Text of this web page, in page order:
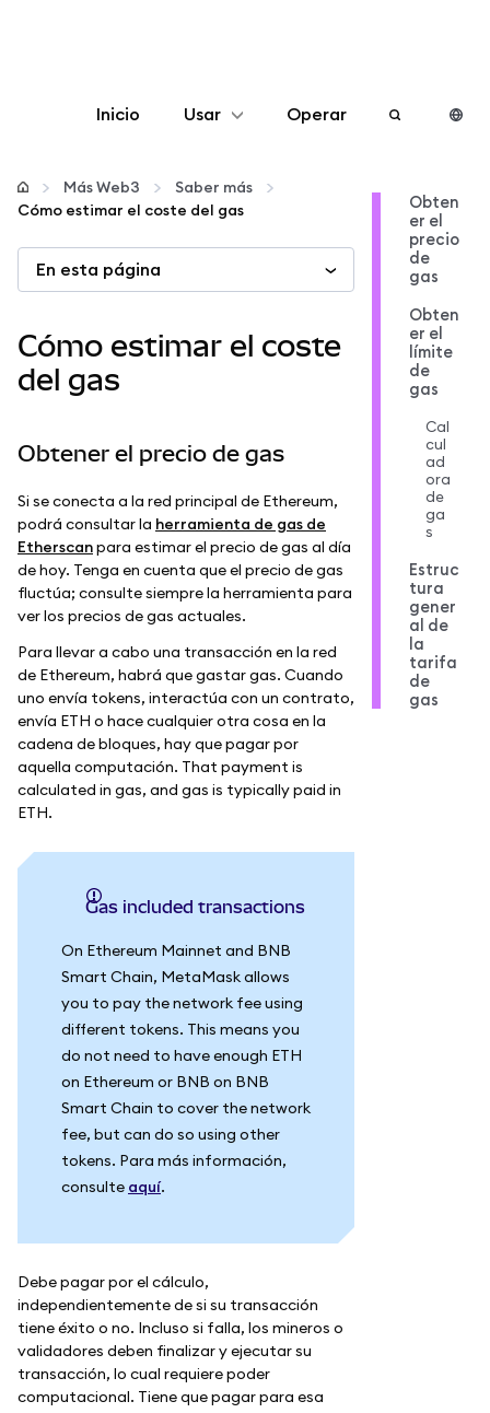
Inicio Usar
Configurar
Más Web3
Manténgase a salvo
Operar
Más Web3
Saber más
Cómo estimar el coste del gas
En esta página
Cómo estimar el coste
del gas
Obtener el precio de gas
Si se conecta a la red principal de Ethereum,
podrá consultar la herramienta de gas de
Etherscanpara estimar el precio de gas al día
de hoy. Tenga en cuenta que el precio de gas
fluctúa; consulte siempre la herramienta para
ver los precios de gas actuales.
Para llevar a cabo una transacción en la red
de Ethereum, habrá que gastar gas. Cuando
uno envía tokens, interactúa con un contrato,
envía ETH o hace cualquier otra cosa en la
cadena de bloques, hay que pagar por
aquella computación. That payment is
calculated in gas, and gas is typically paid in
ETH.
Gas included transactions
On Ethereum Mainnet and BNB
Smart Chain, MetaMask allows
you to pay the network fee using
different tokens. This means you
do not need to have enough ETH
on Ethereum or BNB on BNB
Smart Chain to cover the network
fee, but can do so using other
tokens. Para más información,
consulte aquí.
Debe pagar por el cálculo,
independientemente de si su transacción
tiene éxito o no. Incluso si falla, los mineros o
validadores deben finalizar y ejecutar su
transacción, lo cual requiere poder
computacional. Tiene que pagar para esa
Obten
er el
precio
de
gas
Obten
er el
límite
de
gas
Cal
cul
ad
ora
de
ga
s
Estruc
tura
gener
al de
la
tarifa
de
gas